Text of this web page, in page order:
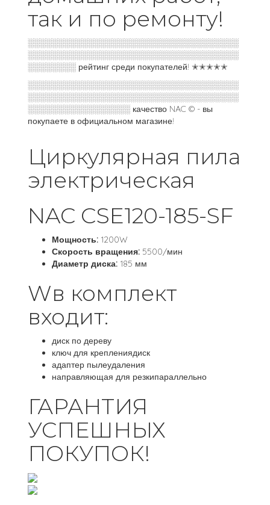
так и по ремонту!
░░░░░░░░░░░░░░░░░░░░░░░░░░░░░░░░░░░
░░░░░░░░░░░░░░░░░░░░░░░░░░░░░░░░░░░
░░░░░░░░ рейтинг среди покупателей! ✭✭✭✭✭
░░░░░░░░░░░░░░░░░░░░░░░░░░░░░░░░░░░
░░░░░░░░░░░░░░░░░░░░░░░░░░░░░░░░░░░
░░░░░░░░░░░░░░░░░ качество NAC © - вы
покупаете в официальном магазине!
Циркулярная пила
электрическая
NAC CSE120-185-SF
Мощность: 1200W
Скорость вращения: 5500/мин
Диаметр диска: 185 мм
Wв комплект
входит:
диск по дереву
ключ для креплениядиск
адаптер пылеудаления
направляющая для резкипараллельно
ГАРАНТИЯ
УСПЕШНЫХ
ПОКУПОК!